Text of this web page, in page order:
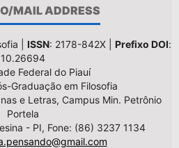
MAIL ADDRESS
| ISSN: 2178-842X | Prefixo DOI:
10.26694
Federal do Piauí
Graduação em Filosofia
e Letras, Campus Min. Petrônio
Portela
- PI, Fone: (86) 3237 1134